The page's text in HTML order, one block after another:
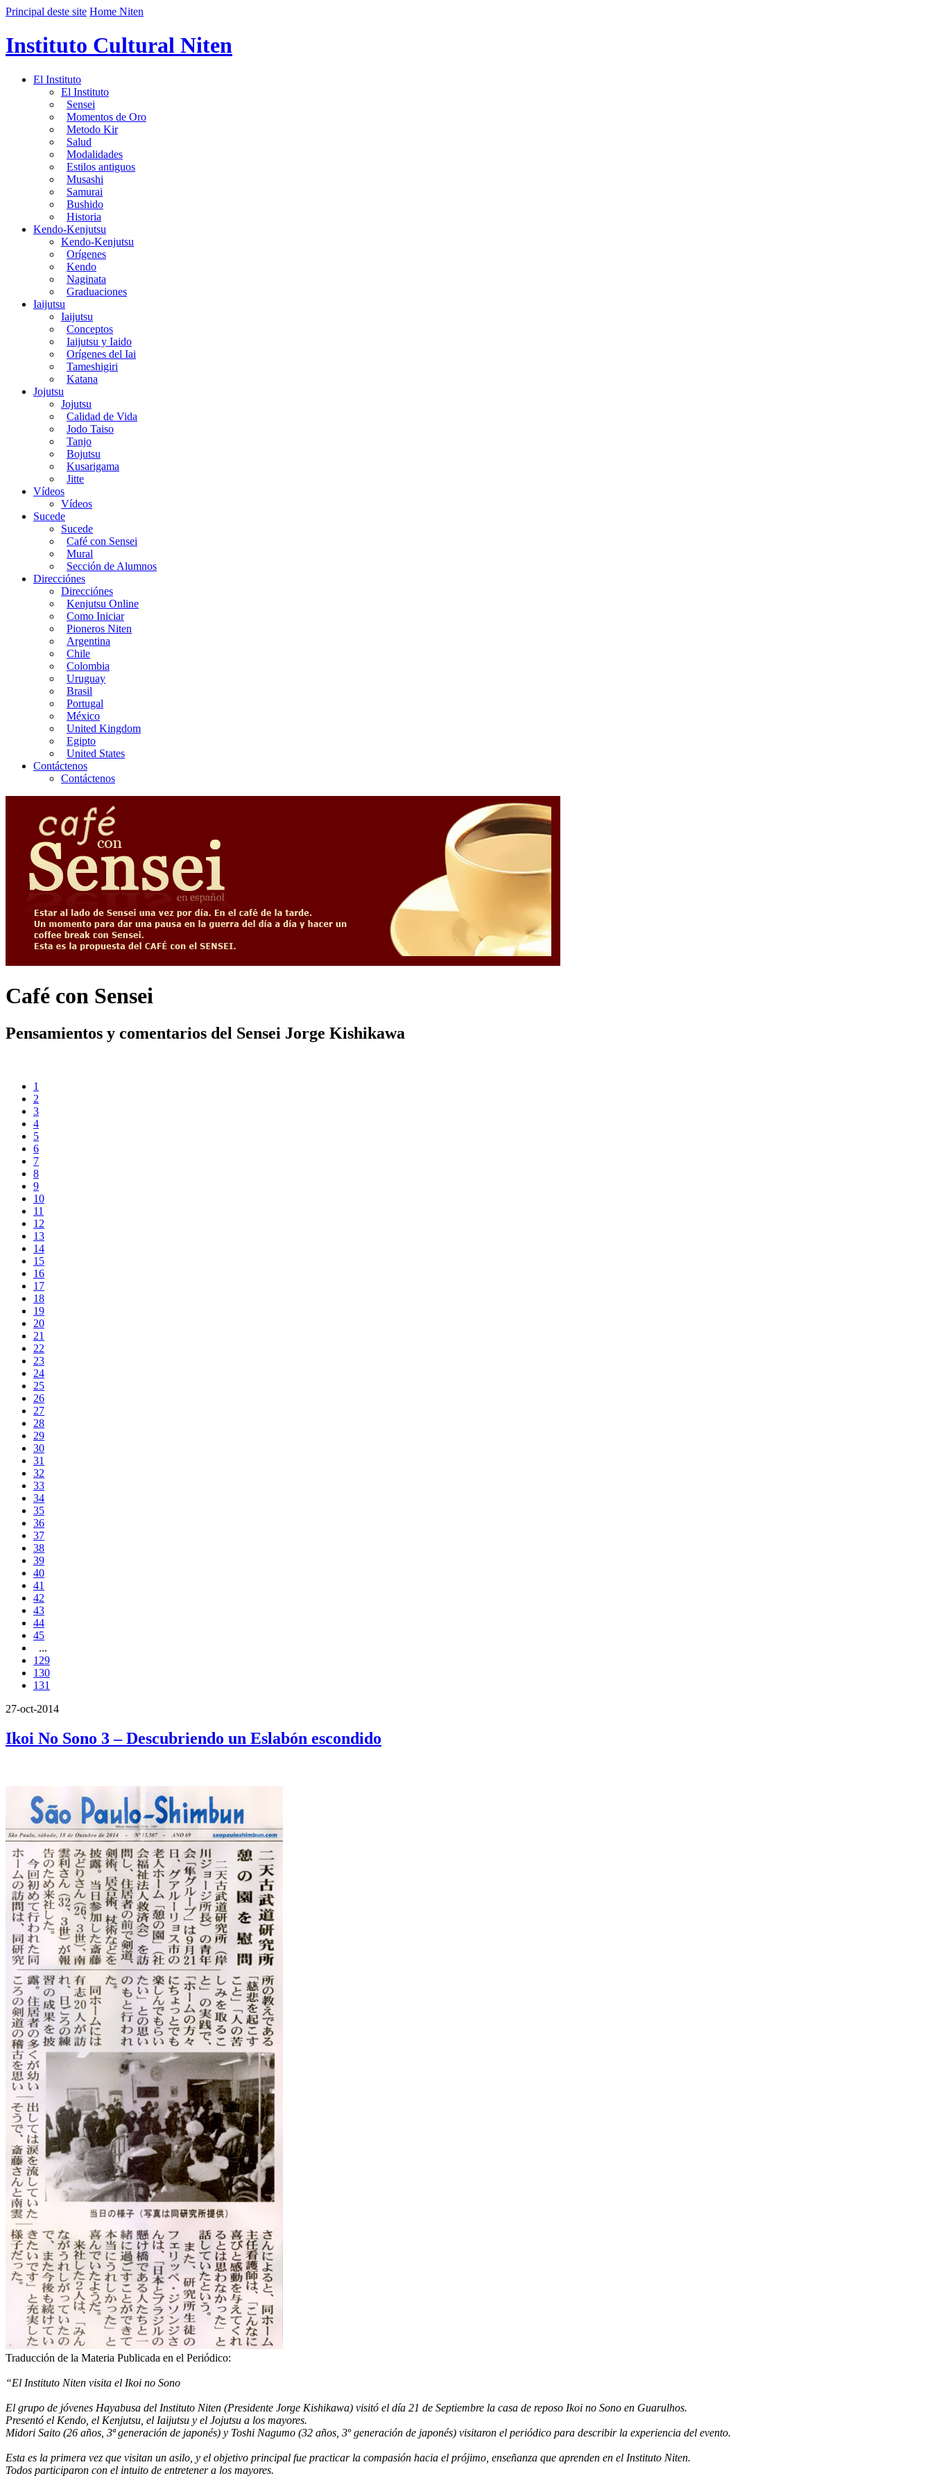
Principal deste site Home Niten
Instituto Cultural Niten
El Instituto
El Instituto
Sensei
Momentos de Oro
Metodo Kir
Salud
Modalidades
Estilos antiguos
Musashi
Samurai
Bushido
Historia
Kendo-Kenjutsu
Kendo-Kenjutsu
Orígenes
Kendo
Naginata
Graduaciones
Iaijutsu
Iaijutsu
Conceptos
Iaijutsu y Iaido
Orígenes del Iai
Tameshigiri
Katana
Jojutsu
Jojutsu
Calidad de Vida
Jodo Taiso
Tanjo
Bojutsu
Kusarigama
Jitte
Vídeos
Vídeos
Sucede
Sucede
Café con Sensei
Mural
Sección de Alumnos
Direcciónes
Direcciónes
Kenjutsu Online
Como Iniciar
Pioneros Niten
Argentina
Chile
Colombia
Uruguay
Brasil
Portugal
México
United Kingdom
Egipto
United States
Contáctenos
Contáctenos
Café con Sensei
Pensamientos y comentarios del Sensei Jorge Kishikawa
1
2
3
4
5
6
7
8
9
10
11
12
13
14
15
16
17
18
19
20
21
22
23
24
25
26
27
28
29
30
31
32
33
34
35
36
37
38
39
40
41
42
43
44
45
...
129
130
131
27-oct-2014
Ikoi No Sono 3 – Descubriendo un Eslabón escondido
Traducción de la Materia Publicada en el Periódico:
“El Instituto Niten visita el Ikoi no Sono
El grupo de jóvenes Hayabusa del Instituto Niten (Presidente Jorge Kishikawa) visitó el día 21 de Septiembre la casa de reposo Ikoi no Sono en Guarulhos.
Presentó el Kendo, el Kenjutsu, el Iaijutsu y el Jojutsu a los mayores.
Midori Saito (26 años, 3ª generación de japonés) y Toshi Nagumo (32 años, 3º generación de japonés) visitaron el periódico para describir la experiencia del evento.
Esta es la primera vez que visitan un asilo, y el objetivo principal fue practicar la compasión hacia el prójimo, enseñanza que aprenden en el Instituto Niten.
Todos participaron con el intuito de entretener a los mayores.